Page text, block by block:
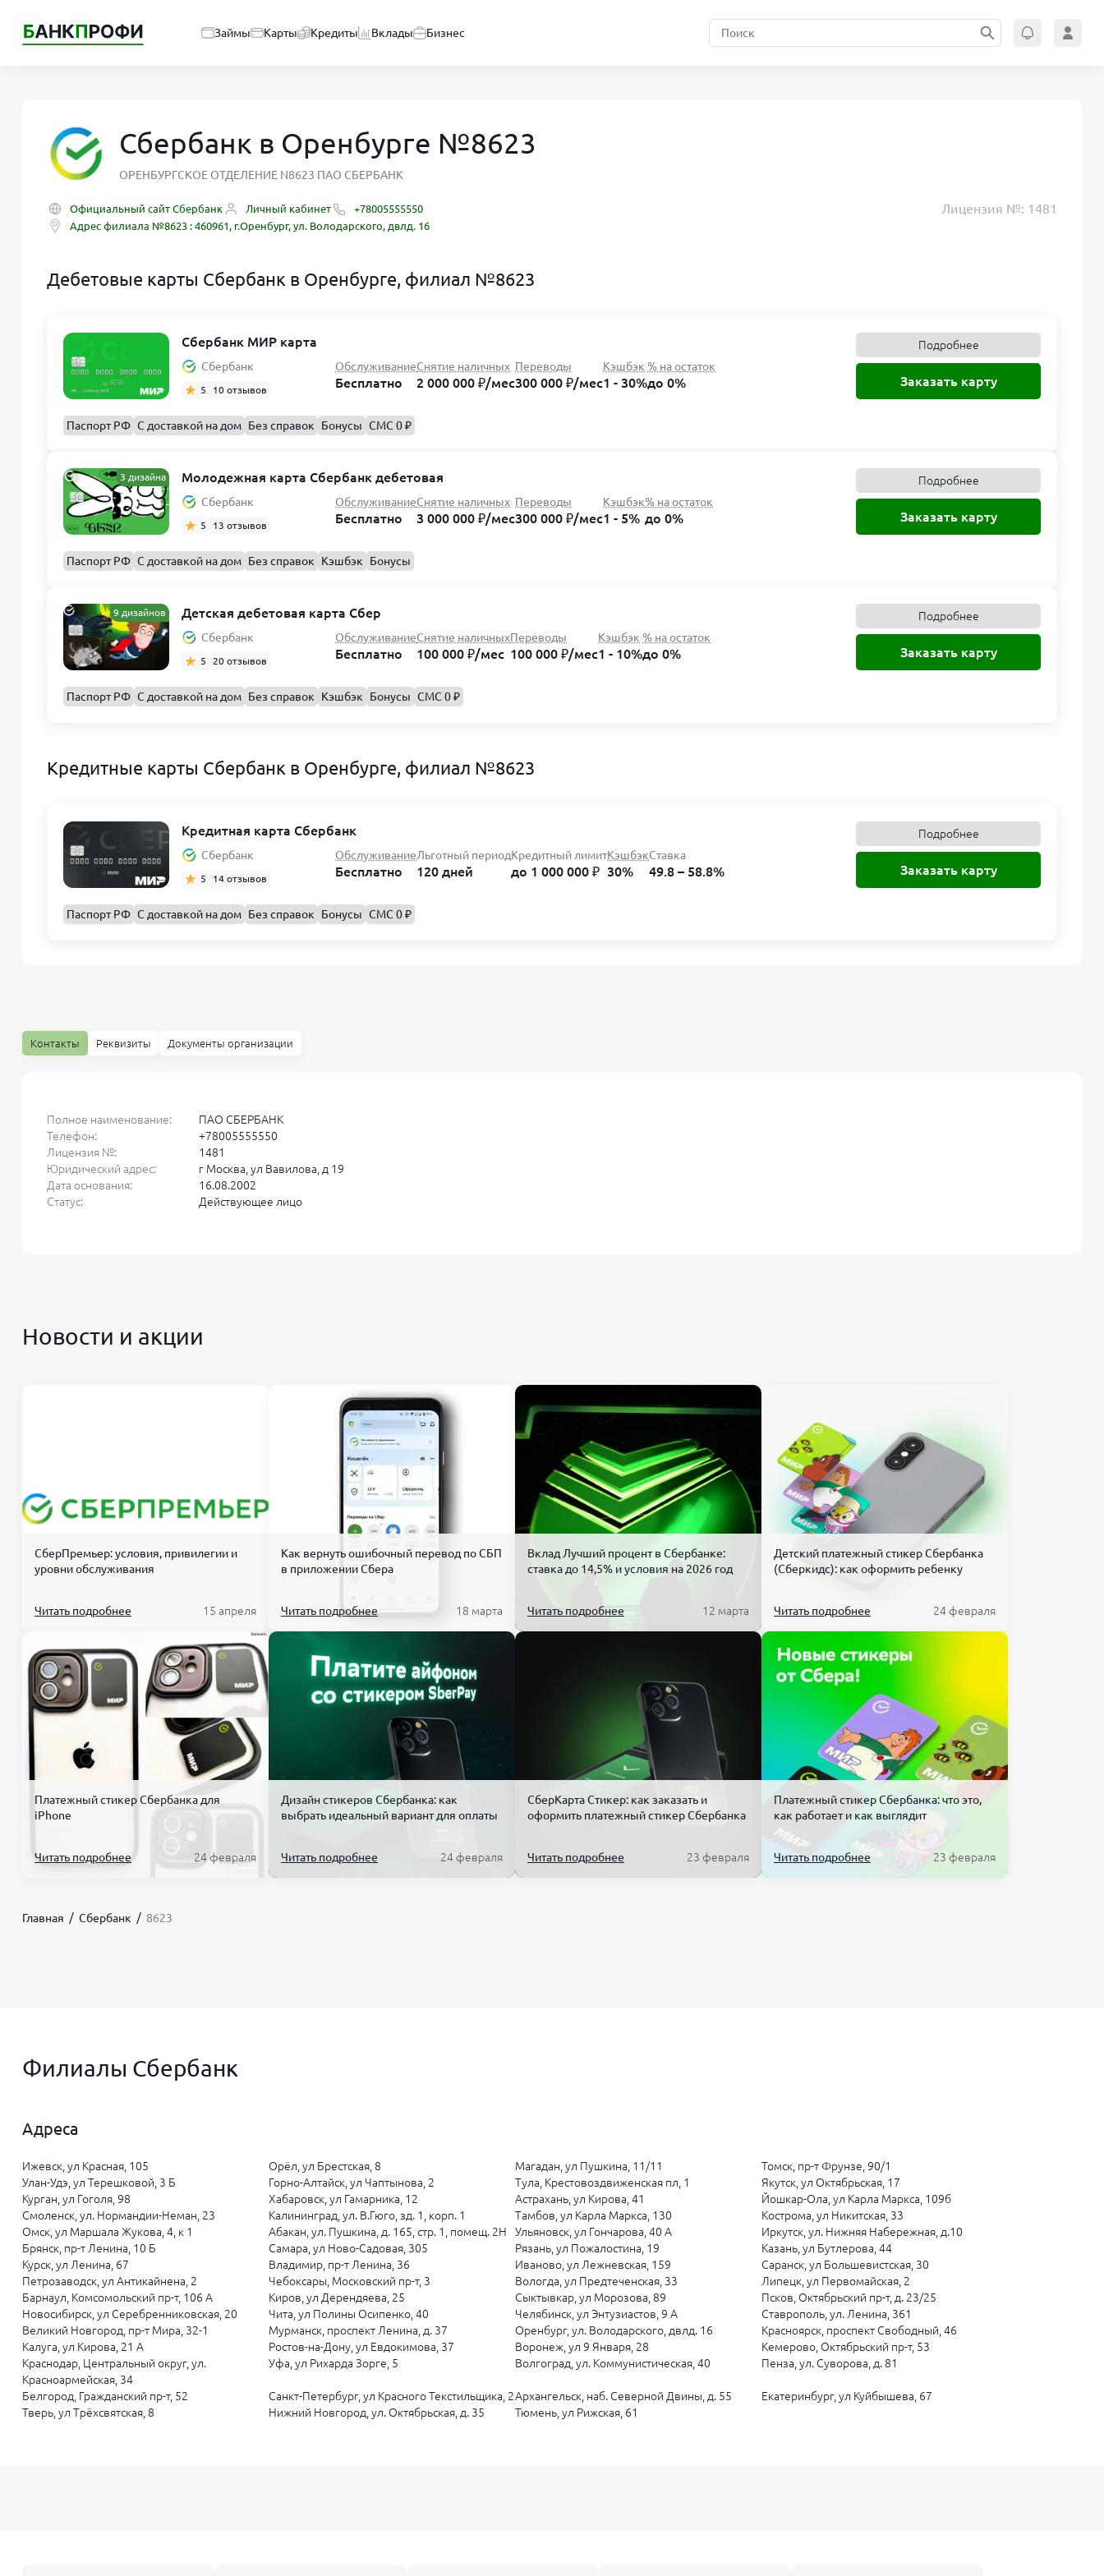
Займы Карты Кредиты Вклады Бизнес
Сбербанк в Оренбурге №8623
ОРЕНБУРГСКОЕ ОТДЕЛЕНИЕ N8623 ПАО СБЕРБАНК
Официальный сайт Сбербанк Личный кабинет +78005555550 Лицензия №: 1481
Адрес филиала №8623 : 460961, г.Оренбург, ул. Володарского, двлд. 16
Дебетовые карты Сбербанк в Оренбурге, филиал №8623
Сбербанк МИР карта
Сбербанк
5 10 отзывов
Обслуживание
Бесплатно
Снятие наличных
2 000 000 ₽/мес
Переводы
300 000 ₽/мес
Кэшбэк
1 - 30%
% на остаток
до 0%
Паспорт РФ С доставкой на дом Без справок Бонусы СМС 0 ₽
Подробнее
Заказать карту
3 дизайна Молодежная карта Сбербанк дебетовая
Сбербанк
5 13 отзывов
Обслуживание
Бесплатно
Снятие наличных
3 000 000 ₽/мес
Переводы
300 000 ₽/мес
Кэшбэк
1 - 5%
% на остаток
до 0%
Паспорт РФ С доставкой на дом Без справок Кэшбэк Бонусы
Подробнее
Заказать карту
9 дизайнов Детская дебетовая карта Сбер
Сбербанк
5 20 отзывов
Обслуживание
Бесплатно
Снятие наличных
100 000 ₽/мес
Переводы
100 000 ₽/мес
Кэшбэк
1 - 10%
% на остаток
до 0%
Паспорт РФ С доставкой на дом Без справок Кэшбэк Бонусы СМС 0 ₽
Подробнее
Заказать карту
Кредитные карты Сбербанк в Оренбурге, филиал №8623
Кредитная карта Сбербанк
Сбербанк
5 14 отзывов
Обслуживание
Бесплатно
Льготный период
120 дней
Кредитный лимит
до 1 000 000 ₽
Кэшбэк
30%
Ставка
49.8 – 58.8%
Паспорт РФ С доставкой на дом Без справок Бонусы СМС 0 ₽
Подробнее
Заказать карту
Контакты Реквизиты Документы организации
Полное наименование:
ПАО СБЕРБАНК
Телефон:
+78005555550
Лицензия №:
1481
Юридический адрес:
г Москва, ул Вавилова, д 19
Дата основания:
16.08.2002
Статус:
Действующее лицо
Новости и акции
СберПремьер: условия, привилегии и
уровни обслуживания
Читать подробнее 15 апреля
Как вернуть ошибочный перевод по СБП
в приложении Сбера
Читать подробнее 18 марта
Вклад Лучший процент в Сбербанке:
ставка до 14,5% и условия на 2026 год
Читать подробнее 12 марта
Детский платежный стикер Сбербанка
(Сберкидс): как оформить ребенку
Читать подробнее 24 февраля
Платежный стикер Сбербанка для
iPhone
Читать подробнее 24 февраля
Дизайн стикеров Сбербанка: как
выбрать идеальный вариант для оплаты
Читать подробнее 24 февраля
СберКарта Стикер: как заказать и
оформить платежный стикер Сбербанка
Читать подробнее 23 февраля
Платежный стикер Сбербанка: что это,
как работает и как выглядит
Читать подробнее 23 февраля
Главная Сбербанк 8623
Филиалы Сбербанк
Адреса
Ижевск, ул Красная, 105 Орёл, ул Брестская, 8 Магадан, ул Пушкина, 11/11
Томск, пр-т Фрунзе, 90/1
Улан-Удэ, ул Терешковой, 3 Б
Горно-Алтайск, ул Чаптынова, 2 Тула, Крестовоздвиженская пл, 1
Якутск, ул Октябрьская, 17
Курган, ул Гоголя, 98
Хабаровск, ул Гамарника, 12 Астрахань, ул Кирова, 41
Йошкар-Ола, ул Карла Маркса, 109б
Смоленск, ул. Нормандии-Неман, 23
Калининград, ул. В.Гюго, зд. 1, корп. 1 Тамбов, ул Карла Маркса, 130
Кострома, ул Никитская, 33
Омск, ул Маршала Жукова, 4, к 1
Абакан, ул. Пушкина, д. 165, стр. 1, помещ. 2Н Ульяновск, ул Гончарова, 40 А
Иркутск, ул. Нижняя Набережная, д.10
Брянск, пр-т Ленина, 10 Б
Самара, ул Ново-Садовая, 305 Рязань, ул Пожалостина, 19
Казань, ул Бутлерова, 44
Курск, ул Ленина, 67
Владимир, пр-т Ленина, 36 Иваново, ул Лежневская, 159
Саранск, ул Большевистская, 30
Петрозаводск, ул Антикайнена, 2
Чебоксары, Московский пр-т, 3 Вологда, ул Предтеченская, 33
Липецк, ул Первомайская, 2
Барнаул, Комсомольский пр-т, 106 А
Киров, ул Дерендяева, 25 Сыктывкар, ул Морозова, 89
Псков, Октябрьский пр-т, д. 23/25
Новосибирск, ул Серебренниковская, 20
Чита, ул Полины Осипенко, 40 Челябинск, ул Энтузиастов, 9 А
Ставрополь, ул. Ленина, 361
Великий Новгород, пр-т Мира, 32-1
Мурманск, проспект Ленина, д. 37 Оренбург, ул. Володарского, двлд. 16
Красноярск, проспект Свободный, 46
Калуга, ул Кирова, 21 А
Ростов-на-Дону, ул Евдокимова, 37 Воронеж, ул 9 Января, 28
Кемерово, Октябрьский пр-т, 53
Краснодар, Центральный округ, ул.
Красноармейская, 34
Уфа, ул Рихарда Зорге, 5 Волгоград, ул. Коммунистическая, 40 Пенза, ул. Суворова, д. 81
Белгород, Гражданский пр-т, 52 Санкт-Петербург, ул Красного Текстильщика, 2Архангельск, наб. Северной Двины, д. 55
Екатеринбург, ул Куйбышева, 67
Тверь, ул Трёхсвятская, 8
Нижний Новгород, ул. Октябрьская, д. 35 Тюмень, ул Рижская, 61